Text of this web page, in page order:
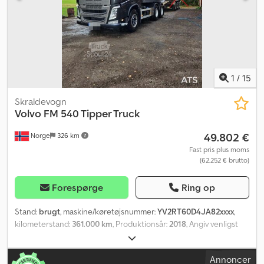
Køleskab: ? Walkie-talkie: ? Skivebremser: ? ABS: ? Motorbremse: ?
Dækstørrelse: 385/65R22,5 - 385/65R22,5 - 315/80R22,5 -
385/65R22,5 Resterende dækmønster: 40 % 40 % 30 % 60 %
Værktøjskasse: Luft Luftaffjedring bag: Ja Akselafstand: 5100 mm
Værktøjskasse: ? Hydraulisk system: ? Totalvægt: 32000 kg
Indvendig længde: 6626 mm Indvendig bredde: 2466 mm
Indvendig højde: 1821 mm 3-vejs tip: ?
1 / 15
Norge 326 km
Skraldevogn
Volvo FM 540 Tipper Truck
49.802 €
Fast pris plus moms
(62.252 € brutto)
Forespørge Ring op
Stand: brugt, maskine/køretøjsnummer:YV2RT60D4JA82xxxx,
kilometerstand: 361.000 km, Produktionsår:2018, Angiv venligst
referencenummer ved forespørgsel: 22714 Tekniske data: Syn
gyldig til 12.02.2027 Årgang: 2018 Kilometerstand: ca. 361.000 km
Dobbeltkoblingsgearkasse Retarder Gode dæk Euro 6 Stålfjeder
Annoncer